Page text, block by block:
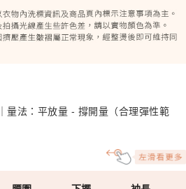
量法：平放量 - 撐開量（合理彈性範